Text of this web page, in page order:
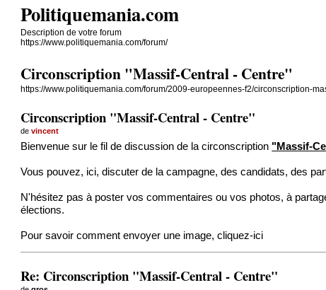
Politiquemania.com
Description de votre forum
https://www.politiquemania.com/forum/
Circonscription "Massif-Central - Centre"
https://www.politiquemania.com/forum/2009-europeennes-f2/circonscription-
Circonscription "Massif-Central - Centre"
devincent
Bienvenue sur le fil de discussion de la circonscription "Massif-
Vous pouvez, ici, discuter de la campagne, des candidats, des
N'hésitez pas à poster vos commentaires ou vos photos, à
élections.
Pour savoir comment envoyer une image,cliquez-ici
Re: Circonscription "Massif-Central - Centre"